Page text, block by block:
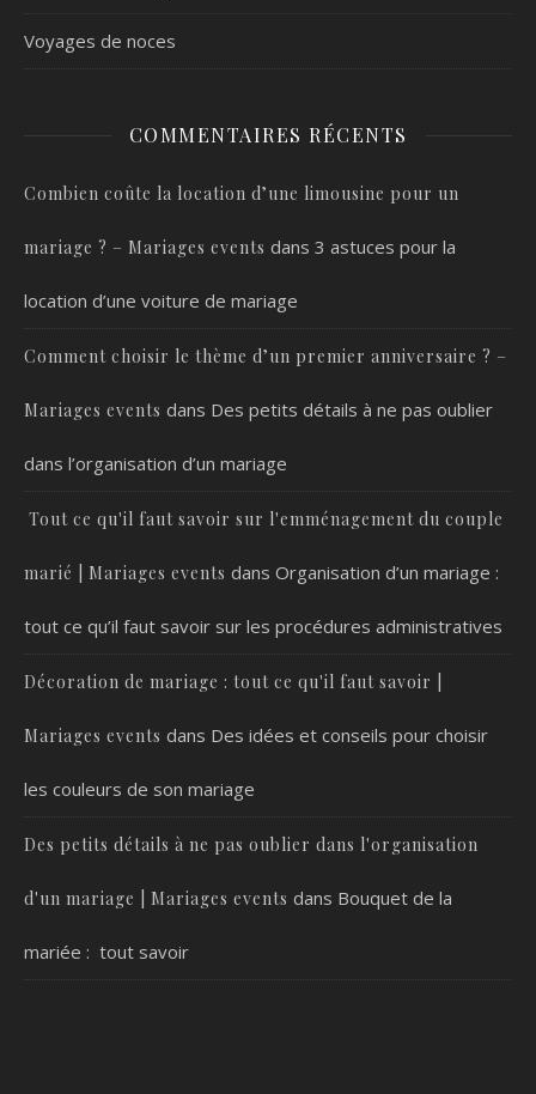
Voyages de noces
COMMENTAIRES RÉCENTS
Combien coûte la location d’une limousine pour un
mariage ? – Mariages events dans 3 astuces pour la
location d’une voiture de mariage
Comment choisir le thème d’un premier anniversaire ? –
Mariages events dans Des petits détails à ne pas oublier
dans l’organisation d’un mariage
Tout ce qu'il faut savoir sur l'emménagement du couple
marié | Mariages events dans Organisation d’un mariage :
tout ce qu’il faut savoir sur les procédures administratives
Décoration de mariage : tout ce qu'il faut savoir |
Mariages events dans Des idées et conseils pour choisir
les couleurs de son mariage
Des petits détails à ne pas oublier dans l'organisation
d'un mariage | Mariages events dans Bouquet de la
mariée : tout savoir